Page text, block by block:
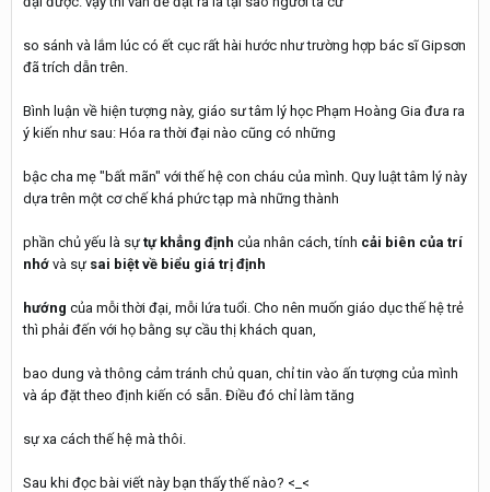
so sánh và lắm lúc có ết cục rất hài hước như trường hợp bác sĩ Gipsơn
đã trích dẫn trên.
Bình luận về hiện tượng này, giáo sư tâm lý học Phạm Hoàng Gia đưa ra
ý kiến như sau: Hóa ra thời đại nào cũng có những
bậc cha mẹ "bất mãn" với thế hệ con cháu của mình. Quy luật tâm lý này
dựa trên một cơ chế khá phức tạp mà những thành
phần chủ yếu là sự tự khẳng định của nhân cách, tính cải biên của trí
nhớ và sự sai biệt về biểu giá trị định
hướng của mỗi thời đại, mỗi lứa tuổi. Cho nên muốn giáo dục thế hệ trẻ
thì phải đến với họ bằng sự cầu thị khách quan,
bao dung và thông cảm tránh chủ quan, chỉ tin vào ấn tượng của mình
và áp đặt theo định kiến có sẵn. Điều đó chỉ làm tăng
sự xa cách thế hệ mà thôi.
Sau khi đọc bài viết này bạn thấy thế nào? <_<